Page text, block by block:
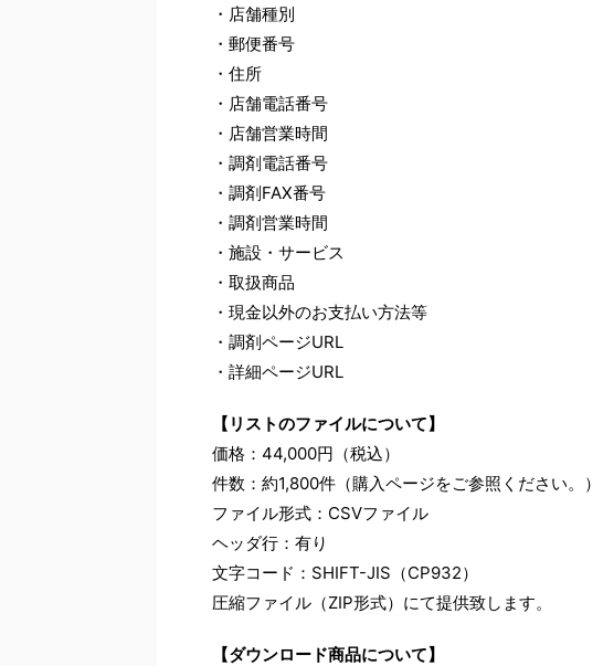
・店舗種別
・郵便番号
・住所
・店舗電話番号
・店舗営業時間
・調剤電話番号
・調剤FAX番号
・調剤営業時間
・施設・サービス
・取扱商品
・現金以外のお支払い方法等
・調剤ページURL
・詳細ページURL
【リストのファイルについて】
価格：44,000円（税込）
件数：約1,800件（購入ページをご参照ください。）
ファイル形式：CSVファイル
ヘッダ行：有り
文字コード：SHIFT-JIS（CP932）
圧縮ファイル（ZIP形式）にて提供致します。
【ダウンロード商品について】